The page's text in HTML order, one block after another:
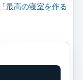
最高の寝室を作る